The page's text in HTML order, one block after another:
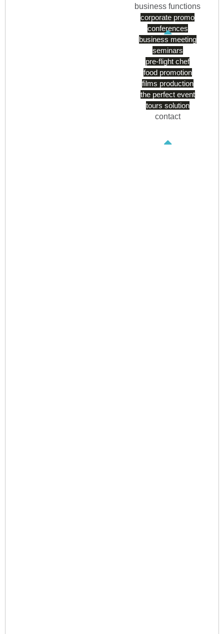
business functions
corporate promo
conferences
business meeting
seminars
pre-flight chef
food promotion
films production
the perfect event
tours solution
contact